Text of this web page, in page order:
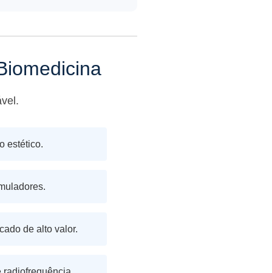
estético.
de alto valor.